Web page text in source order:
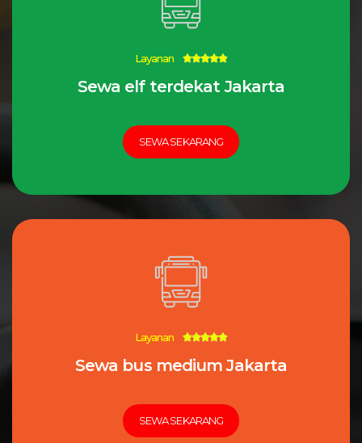
Layanan 5/5
Sewa elf terdekat Jakarta
SEWA SEKARANG
Layanan 5/5
Sewa bus medium Jakarta
SEWA SEKARANG